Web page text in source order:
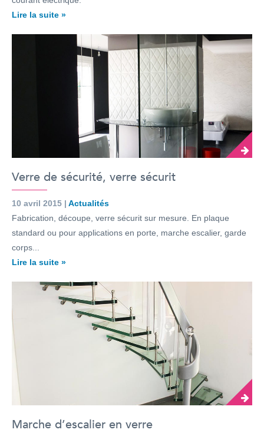
Lire la suite »
Verre de sécurité, verre sécurit
10 avril 2015 | Actualités
Fabrication, découpe, verre sécurit sur mesure. En plaque
standard ou pour applications en porte, marche escalier, garde
corps...
Lire la suite »
Marche d’escalier en verre